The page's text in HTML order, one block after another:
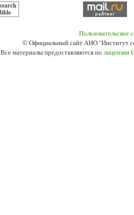
Пользовательское
© Официальный сайт АНО "Институт
Все материалы предоставляются по лицензии